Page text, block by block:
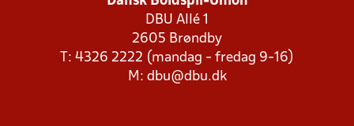
DBU Allé 1
2605 Brøndby
T: 4326 2222 (mandag - fredag 9-16)
M: dbu@dbu.dk